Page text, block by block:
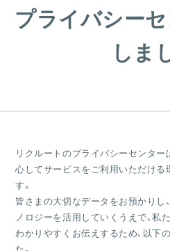
プライバシー
しま
リクルートのプライバシーセンター
心してサービスをご利用いただける
す。
皆さまの大切なデータをお預かりし
ノロジーを活用していくうえで、私
わかりやすくお伝えするため、以下
た。